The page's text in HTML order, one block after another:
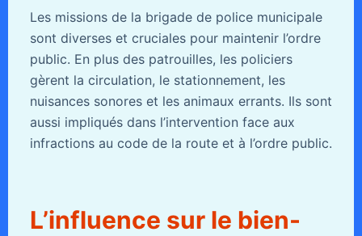
Les missions de la brigade de police municipale
sont diverses et cruciales pour maintenir l’ordre
public. En plus des patrouilles, les policiers
gèrent la circulation, le stationnement, les
nuisances sonores et les animaux errants. Ils sont
aussi impliqués dans l’intervention face aux
infractions au code de la route et à l’ordre public.
L’influence sur le bien-